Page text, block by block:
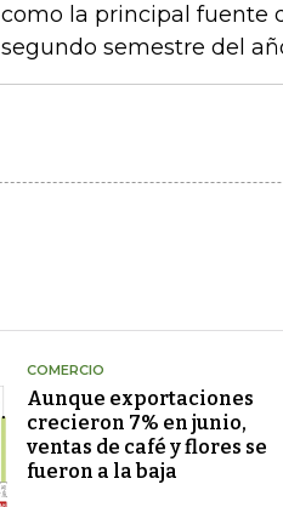
como la principal fuente
segundo semestre del
COMERCIO
Aunque exportaciones
crecieron 7% en junio,
ventas de café y flores se
fueron a la baja